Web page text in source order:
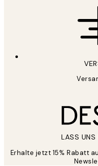
LASS UNS
Erhalte jetzt 15% Rabatt